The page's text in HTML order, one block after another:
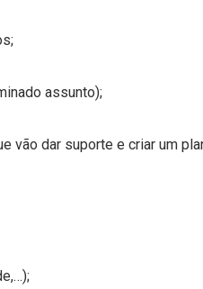
assunto);
dar suporte e criar um